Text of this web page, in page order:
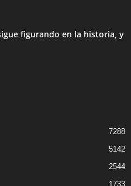
figurando en la historia, y
7288
5142
2544
1733